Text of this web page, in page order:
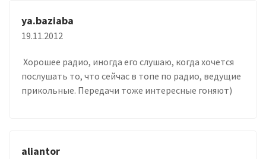
ya.baziaba
19.11.2012
Хорошее радио, иногда его слушаю, когда хочется
послушать то, что сейчас в топе по радио, ведущие
прикольные. Передачи тоже интересные гоняют)
aliantor